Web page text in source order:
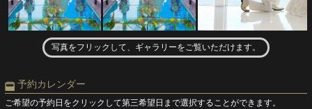
写真をフリックして、ギャラリーをご覧いただけます。
予約カレンダー
ご希望の予約日をクリックして第三希望日まで選択することができます。